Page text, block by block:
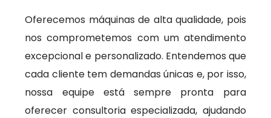
Oferecemos máquinas de alta qualidade, pois
nos comprometemos com um atendimento
excepcional e personalizado. Entendemos que
cada cliente tem demandas únicas e, por isso,
nossa equipe está sempre pronta para
oferecer consultoria especializada, ajudando